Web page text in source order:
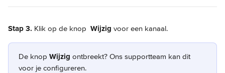
Stap 3. Klik op de knop Wijzig voor een kanaal.
De knop Wijzig ontbreekt? Ons supportteam kan dit
voor je configureren.